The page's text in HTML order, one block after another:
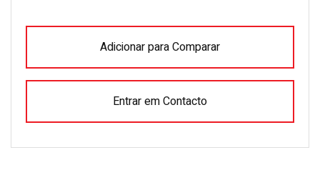
Adicionar para Comparar
Entrar em Contacto